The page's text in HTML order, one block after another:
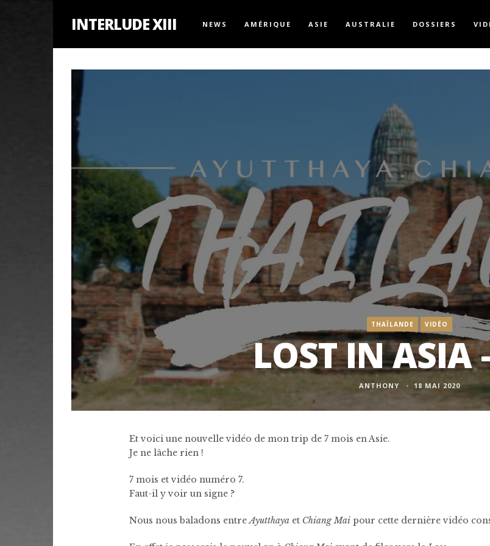
INTERLUDE XIII NEWS AMÉRIQUE ASIE AUSTRALIE DOSSIERS
THAÏLANDE VIDÉO
LOST IN ASIA
ANTHONY 18 MAI 2020
Et voici une nouvelle vidéo de mon trip de 7 mois en Asie.
Je ne lâche rien !
7 mois et vidéo numéro 7.
Faut-il y voir un signe ?
Nous nous baladons entreAyutthaya et Chiang Mai pour cette dernière vidéo